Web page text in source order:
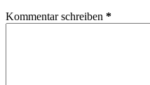
Kommentar schreiben *